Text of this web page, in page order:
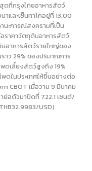
ดที่กรุงไทยอาหารสัตว์
าและเซ็นทาโกอยู่ที่ 13.00
นะการณ์สงครามที่เป็น
ราคาวัตถุดิบอาหารสัตว์
บอาหารสัตว์รายใหญ่ของ
าว 29% ของปริมาณการ
ดเลี้ยงสัตว์สูงถึง 19%
ดในประเทศให้ขึ้นอย่างต่อ
CBOT เมื่อวาน 9 มีนาคม
อตัวมาปิดที่ 722.1 เซนต์/
USD)